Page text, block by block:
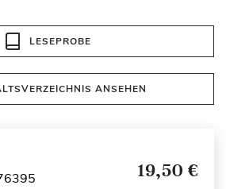
LESEPROBE
ANSEHEN
19,50 €